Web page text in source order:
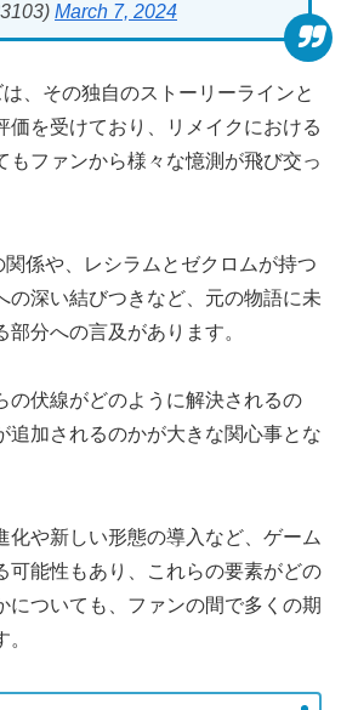
March 7, 2024
、その独自のストーリーラインと
価を受けており、リメイクにおける
もファンから様々な憶測が飛び交っ
係や、レシラムとゼクロムが持つ
の深い結びつきなど、元の物語に未
分への言及があります。
の伏線がどのように解決されるの
追加されるのかが大きな関心事とな
化や新しい形態の導入など、ゲーム
可能性もあり、これらの要素がどの
についても、ファンの間で多くの期